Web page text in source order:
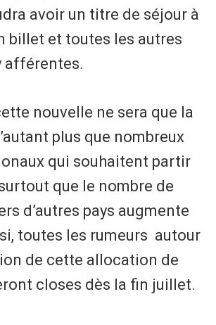
avoir un titre de séjour à
billet et toutes les autres
afférentes.
nouvelle ne sera que la
plus que nombreux
qui souhaitent partir
que le nombre de
d’autres pays augmente
toutes les rumeurs autour
de cette allocation de
closes dès la fin juillet.